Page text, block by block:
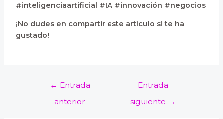
#inteligenciaartificial #IA #innovación #negocios
¡No dudes en compartir este artículo si te ha
gustado!
← Entrada
anterior
Entrada
siguiente →